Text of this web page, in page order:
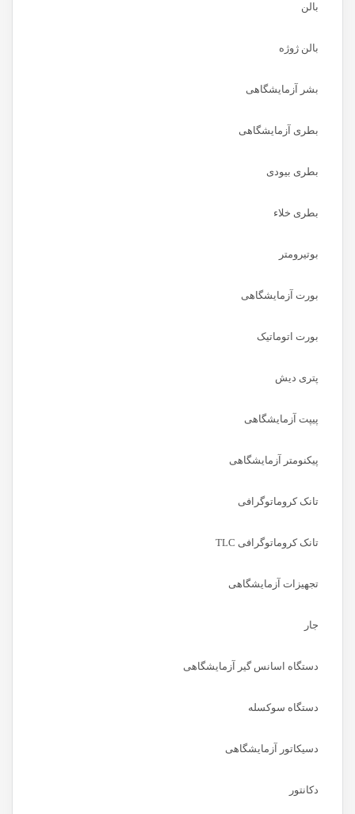
بالن
بالن ژوژه
بشر آزمایشگاهی
بطری آزمایشگاهی
بطری بیودی
بطری خلاء
بوتیرومتر
بورت آزمایشگاهی
بورت اتوماتیک
پتری دیش
پیپت آزمایشگاهی
پیکنومتر آزمایشگاهی
تانک کروماتوگرافی
تانک کروماتوگرافی TLC
تجهیزات آزمایشگاهی
جار
دستگاه اسانس گیر آزمایشگاهی
دستگاه سوکسله
دسیکاتور آزمایشگاهی
دکانتور